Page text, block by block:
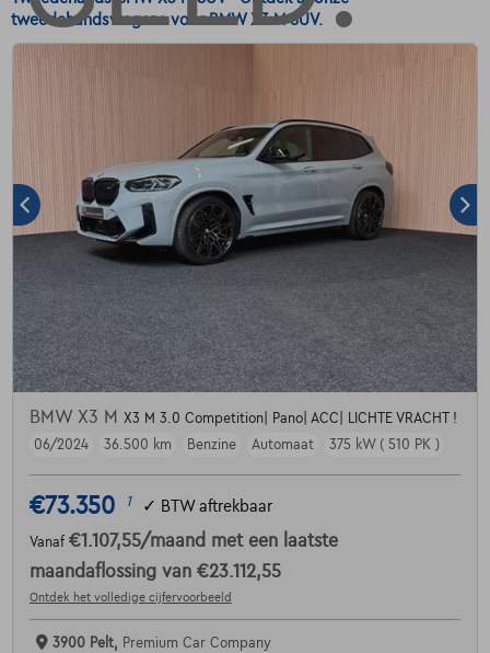
tweedehandswagens voor BMW X3 M SUV.
BMW X3 M X3 M 3.0 Competition| Pano| ACC| LICHTE VRACHT !
06/2024
36.500 km Benzine Automaat 375 kW ( 510 PK )
€73.350 1 ✓ BTW aftrekbaar
Vanaf €1.107,55/maand met een laatste
maandaflossing van €23.112,55
Ontdek het volledige cijfervoorbeeld
3900 Pelt, Premium Car Company